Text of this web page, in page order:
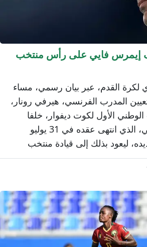
إيمرس فايي على رأس منتخب
لكرة القدم، عبر بيان رسمي، مساء
تعيين المدرب الفرنسي، هيرفي رونار،
الأول لكوت ديفوار، خلفا
للمدرب، إيمرس فايي، الذي انتهى عقده في 31 يوليو
ليعود بذلك إلى قيادة منتخب
عقد من الزمن على تتويجه معه